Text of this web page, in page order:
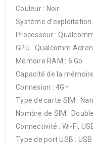
Couleur : Noir
Système
Processeur :
GPU : Qualcomm
Mémoire RAM : 6 Go
Capacité de la
Connexion : 4G+
Type de carte SIM :
Nombre de SIM :
Connectivité : Wi-Fi,
Type de port USB :